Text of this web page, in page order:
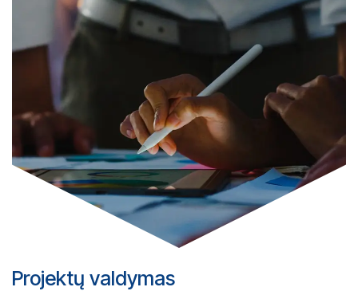
Projektų valdymas